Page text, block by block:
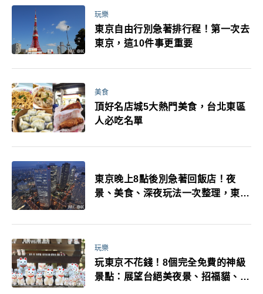
玩樂
東京自由行別急著排行程！第一次去
東京，這10件事更重要
美食
頂好名店城5大熱門美食，台北東區
人必吃名單
東京晚上8點後別急著回飯店！夜
景、美食、深夜玩法一次整理，東京
玩樂
玩東京不花錢！8個完全免費的神級
景點：展望台絕美夜景、招福貓、皇